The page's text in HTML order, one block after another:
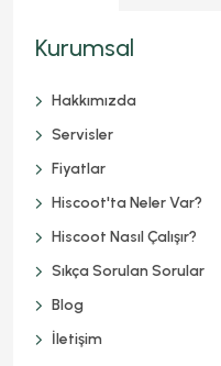
Kurumsal
Hakkımızda
Servisler
Fiyatlar
Hiscoot'ta Neler Var?
Hiscoot Nasıl Çalışır?
Sıkça Sorulan Sorular
Blog
İletişim